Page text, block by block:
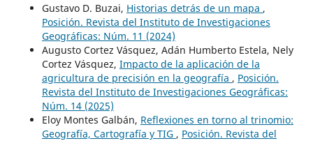
Gustavo D. Buzai, Historias detrás de un mapa ,
Posición. Revista del Instituto de Investigaciones
Geográficas: Núm. 11 (2024)
Augusto Cortez Vásquez, Adán Humberto Estela, Nely
Cortez Vásquez, Impacto de la aplicación de la
agricultura de precisión en la geografía , Posición.
Revista del Instituto de Investigaciones Geográficas:
Núm. 14 (2025)
Eloy Montes Galbán, Reflexiones en torno al trinomio:
Geografía, Cartografía y TIG , Posición. Revista del